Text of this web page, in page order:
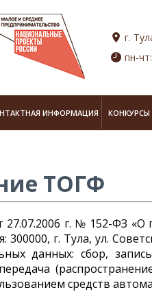
г.
пн-
ИНФОРМАЦИЯ
ТОГФ
г. № 152-ФЗ
г. Тула, ул.
данных: сбор,
средств